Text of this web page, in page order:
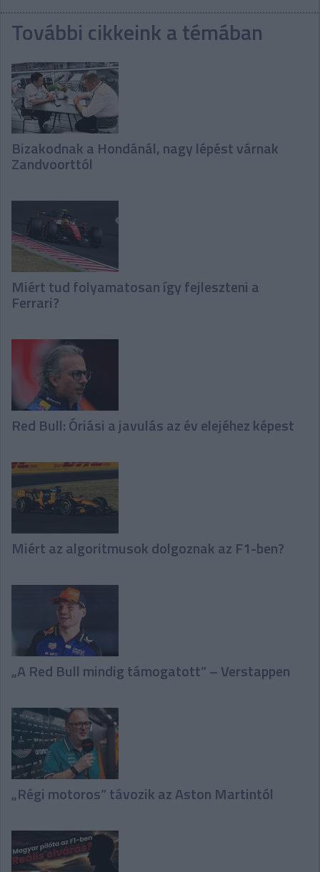
További cikkeink a témában
Bizakodnak a Hondánál, nagy lépést várnak
Zandvoorttól
Miért tud folyamatosan így fejleszteni a
Ferrari?
Red Bull: Óriási a javulás az év elejéhez képest
Miért az algoritmusok dolgoznak az F1-ben?
„A Red Bull mindig támogatott” – Verstappen
„Régi motoros” távozik az Aston Martintól